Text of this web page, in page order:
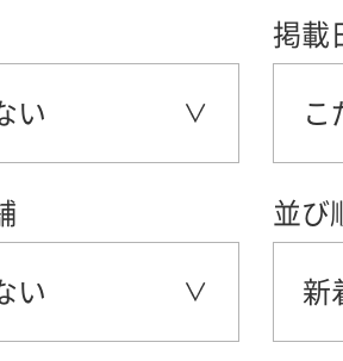
い
掲載
こ
い
並び
新